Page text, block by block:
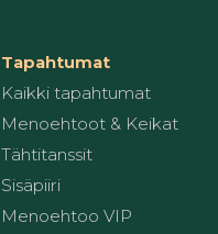
Tapahtumat
Kaikki tapahtumat
Menoehtoot & Keikat
Tähtitanssit
Sisäpiiri
Menoehtoo VIP